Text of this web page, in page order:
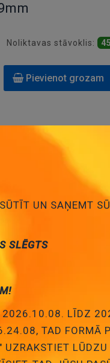
Noliktavas stāvoklis: 45
Pievienot grozam
UN SAŅEMT
SLĒGTS
2026.10.08. LĪDZ
TAD FORMĀ
" UZRAKSTIET